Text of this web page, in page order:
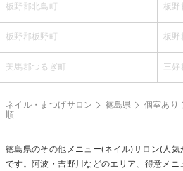
板野郡北島町 板野
板野郡板野町 板野
美馬郡つるぎ町 三好
ネイル・まつげサロン 徳島県 個室あり
順
徳島県のその他メニュー(ネイル)サロン(人気
です。阿波・吉野川などのエリア、得意メ